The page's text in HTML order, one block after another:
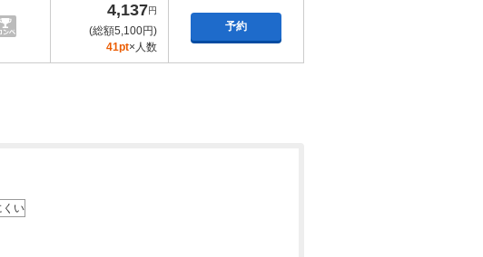
4,137円
(総額5,100円)
41pt×人数
予約
くい